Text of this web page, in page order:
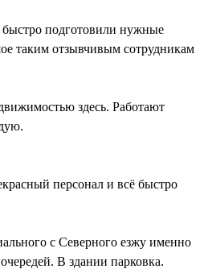
подготовили нужные
таким отзывчивым сотрудникам
здесь. Работают
персонал и всё быстро
с Северного езжу именно
В здании парковка.